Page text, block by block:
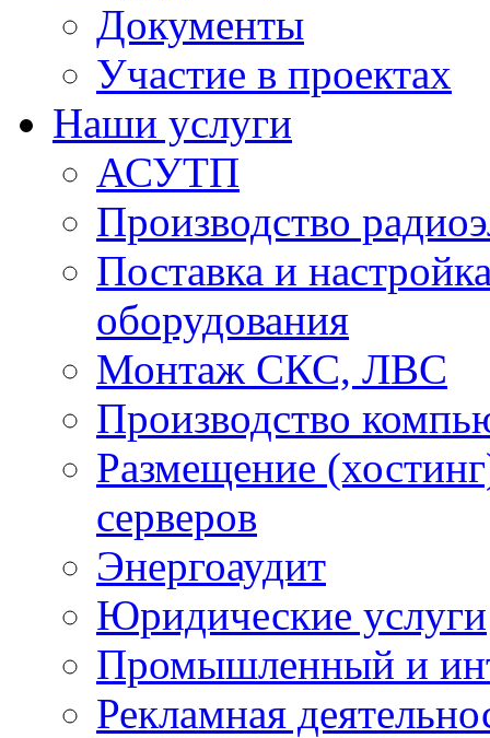
Документы
Участие в проектах
Наши услуги
АСУТП
Производство
Поставка и
оборудования
Монтаж СКС, ЛВС
Производство
Размещение
серверов
Энергоаудит
Юридические услуги
Промышленный и
Рекламная